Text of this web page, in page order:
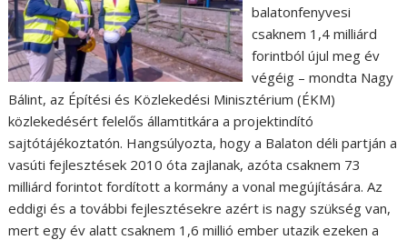
balatonfenyvesi
csaknem 1,4 milliárd
forintból újul meg év
végéig – mondta Nagy
Bálint, az Építési és Közlekedési Minisztérium (ÉKM)
közlekedésért felelős államtitkára a projektindító
sajtótájékoztatón. Hangsúlyozta, hogy a Balaton déli partján a
vasúti fejlesztések 2010 óta zajlanak, azóta csaknem 73
milliárd forintot fordított a kormány a vonal megújítására. Az
eddigi és a további fejlesztésekre azért is nagy szükség van,
mert egy év alatt csaknem 1,6 millió ember utazik ezeken a